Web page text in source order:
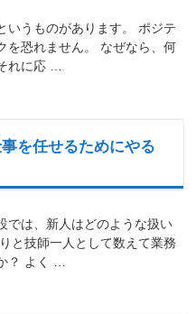
いうものがあります。 ポジテ
を恐れません。 なぜなら、何
れに応 …
を任せるためにやる
では、新人はどのような扱い
と技師一人として数えて業務
？ よく …